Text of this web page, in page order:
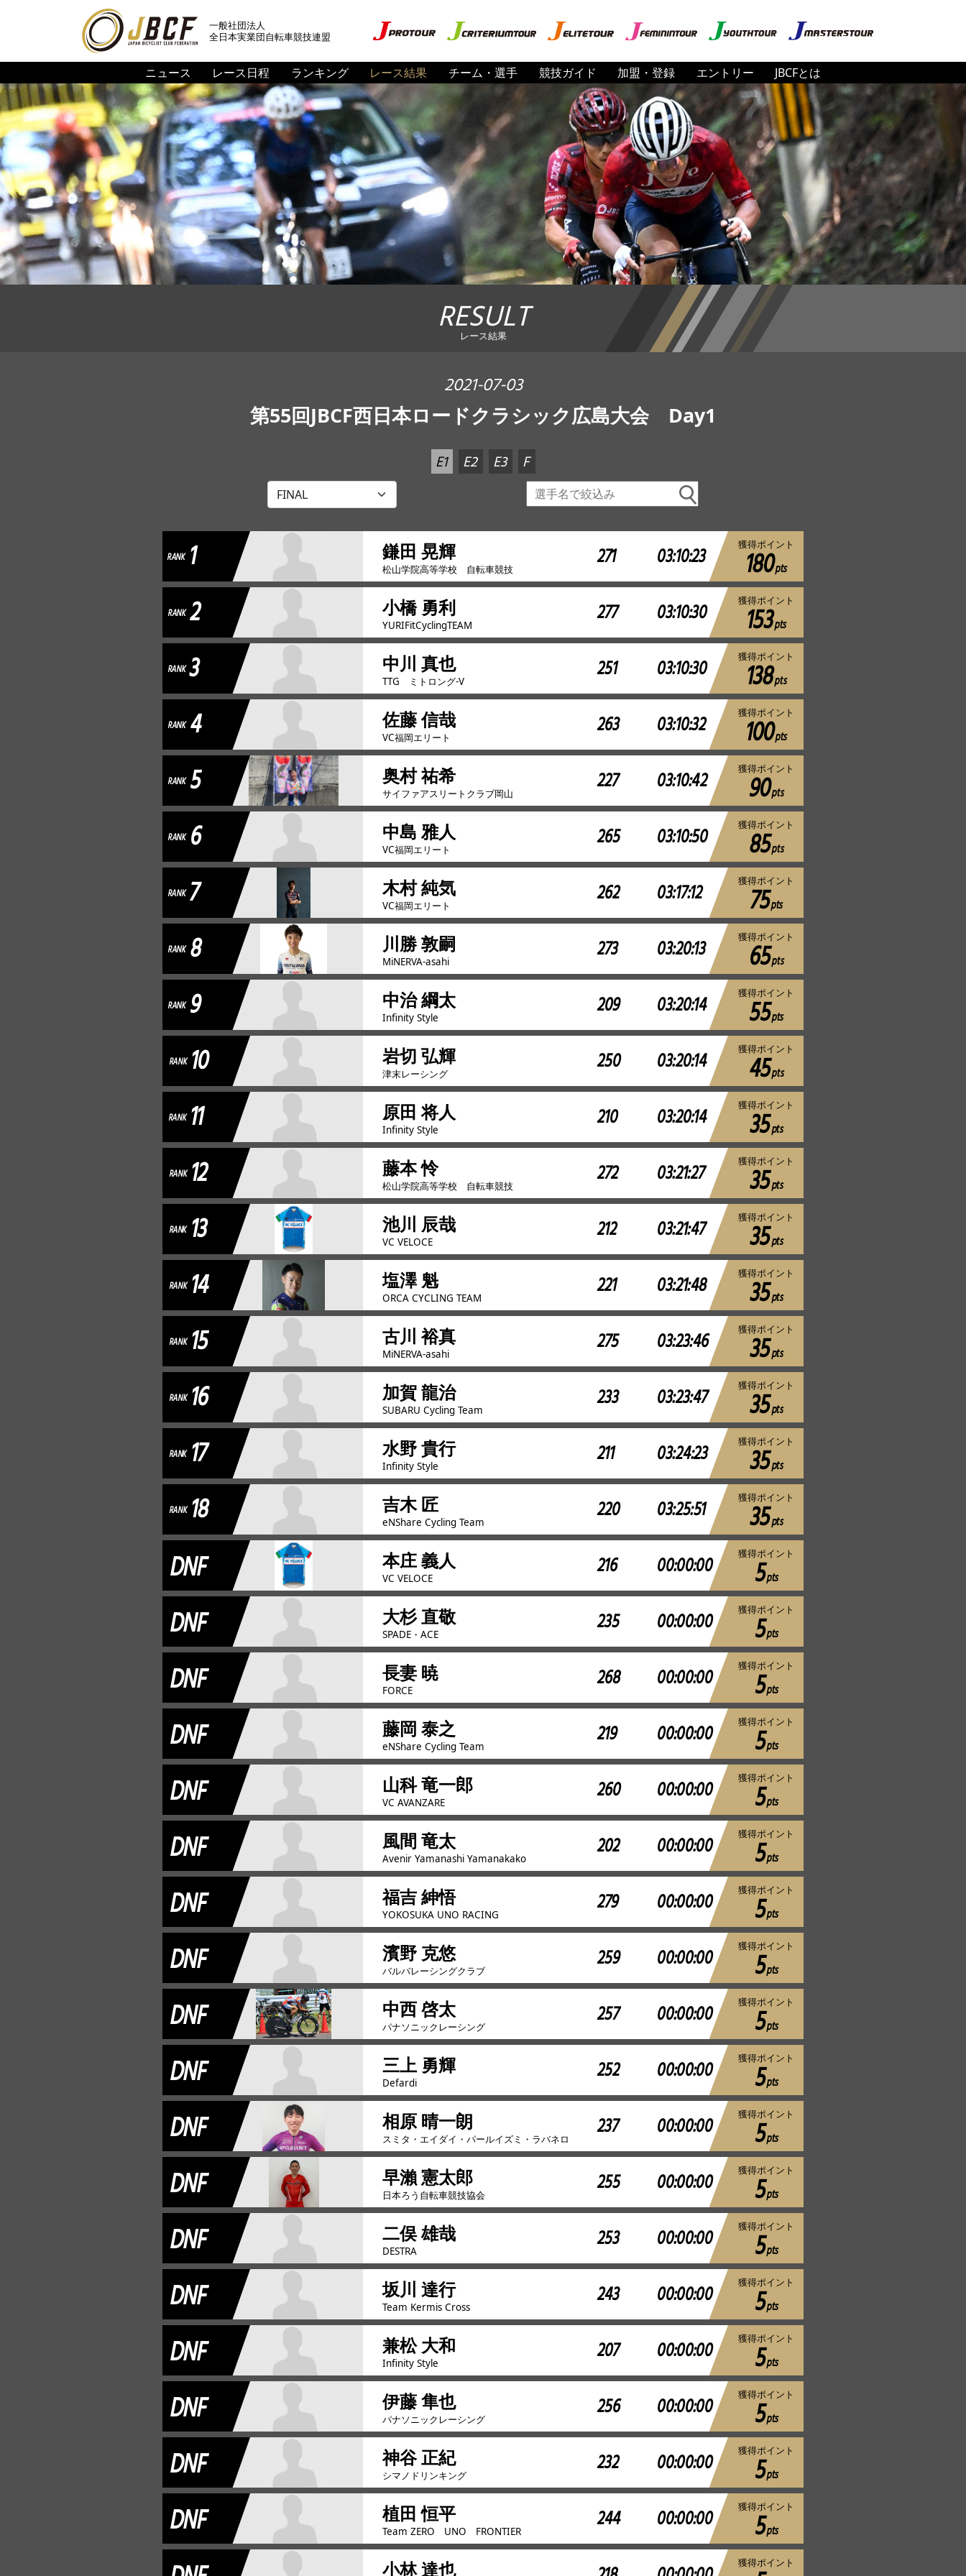
一般社団法人
全日本実業団自転車競技連盟
ニュース レース日程 ランキング レース結果 チーム・選手 競技ガイド 加盟・登録 エントリー JBCFとは
RESULT
レース結果
2021-07-03
第55回JBCF西日本ロードクラシック広島大会 Day1
E1 E2 E3 F
RANK 1 鎌田 晃輝
松山学院高等学校 自転車競技 271 03:10:23 獲得ポイント
180pts
RANK 2 小橋 勇利
YURIFitCyclingTEAM 277 03:10:30 獲得ポイント
153pts
RANK 3 中川 真也
TTG ミトロング-V 251 03:10:30 獲得ポイント
138pts
RANK 4 佐藤 信哉
VC福岡エリート 263 03:10:32 獲得ポイント
100pts
RANK 5 奥村 祐希
サイファアスリートクラブ岡山 227 03:10:42 獲得ポイント
90pts
RANK 6 中島 雅人
VC福岡エリート 265 03:10:50 獲得ポイント
85pts
RANK 7 木村 純気
VC福岡エリート 262 03:17:12 獲得ポイント
75pts
RANK 8 川勝 敦嗣
MiNERVA-asahi 273 03:20:13 獲得ポイント
65pts
RANK 9 中治 綱太
Infinity Style 209 03:20:14 獲得ポイント
55pts
RANK 10 岩切 弘輝
津末レーシング 250 03:20:14 獲得ポイント
45pts
RANK 11 原田 将人
Infinity Style 210 03:20:14 獲得ポイント
35pts
RANK 12 藤本 怜
松山学院高等学校 自転車競技 272 03:21:27 獲得ポイント
35pts
RANK 13 池川 辰哉
VC VELOCE 212 03:21:47 獲得ポイント
35pts
RANK 14 塩澤 魁
ORCA CYCLING TEAM 221 03:21:48 獲得ポイント
35pts
RANK 15 古川 裕真
MiNERVA-asahi 275 03:23:46 獲得ポイント
35pts
RANK 16 加賀 龍治
SUBARU Cycling Team 233 03:23:47 獲得ポイント
35pts
RANK 17 水野 貴行
Infinity Style 211 03:24:23 獲得ポイント
35pts
RANK 18 吉木 匠
eNShare Cycling Team 220 03:25:51 獲得ポイント
35pts
DNF 本庄 義人
VC VELOCE 216 00:00:00 獲得ポイント
5pts
DNF 大杉 直敬
SPADE・ACE 235 00:00:00 獲得ポイント
5pts
DNF 長妻 暁
FORCE 268 00:00:00 獲得ポイント
5pts
DNF 藤岡 泰之
eNShare Cycling Team 219 00:00:00 獲得ポイント
5pts
DNF 山科 竜一郎
VC AVANZARE 260 00:00:00 獲得ポイント
5pts
DNF 風間 竜太
Avenir Yamanashi Yamanakako 202 00:00:00 獲得ポイント
5pts
DNF 福吉 紳悟
YOKOSUKA UNO RACING 279 00:00:00 獲得ポイント
5pts
DNF 濱野 克悠
バルバレーシングクラブ 259 00:00:00 獲得ポイント
5pts
DNF 中西 啓太
パナソニックレーシング 257 00:00:00 獲得ポイント
5pts
DNF 三上 勇輝
Defardi 252 00:00:00 獲得ポイント
5pts
DNF 相原 晴一朗
スミタ・エイダイ・パールイズミ・ラバネロ 237 00:00:00 獲得ポイント
5pts
DNF 早瀨 憲太郎
日本ろう自転車競技協会 255 00:00:00 獲得ポイント
5pts
DNF 二俣 雄哉
DESTRA 253 00:00:00 獲得ポイント
5pts
DNF 坂川 達行
Team Kermis Cross 243 00:00:00 獲得ポイント
5pts
DNF 兼松 大和
Infinity Style 207 00:00:00 獲得ポイント
5pts
DNF 伊藤 隼也
パナソニックレーシング 256 00:00:00 獲得ポイント
5pts
DNF 神谷 正紀
シマノドリンキング 232 00:00:00 獲得ポイント
5pts
DNF 植田 恒平
Team ZERO UNO FRONTIER 244 00:00:00 獲得ポイント
5pts
小林 達也 獲得ポイント